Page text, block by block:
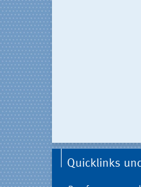
Quicklinks